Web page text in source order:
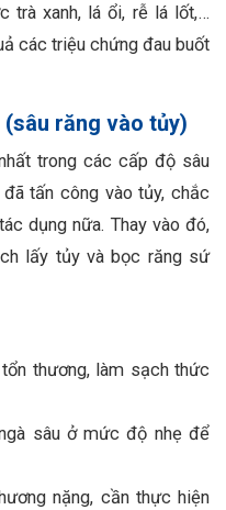
trà xanh, lá ổi, rễ lá lốt,…
các triệu chứng đau buốt
răng vào tủy)
trong các cấp độ sâu
tấn công vào tủy, chắc
dụng nữa. Thay vào đó,
lấy tủy và bọc răng sứ
thương, làm sạch thức
sâu ở mức độ nhẹ để
nặng, cần thực hiện